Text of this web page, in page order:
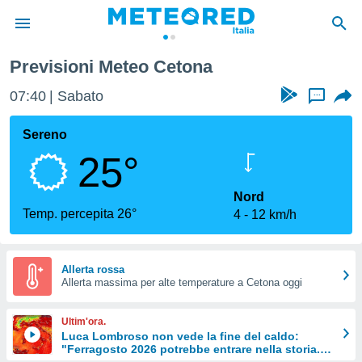
di
per
le
di
Web
le
Previsioni Meteo Cetona
07:40 Sabato ...
Sereno
25°
Temp. percepita 26°
Nord
4
12 km/h
Allerta rossa
Allerta massima per alte temperature a Cetona oggi
Ultim'ora.
Luca Lombroso non vede la fine del caldo:
"Ferragosto 2026 potrebbe entrare nella storia.